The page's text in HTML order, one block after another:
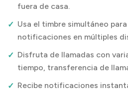
fuera de casa.
Usa el timbre simultáneo
notificaciones en múltiples
Disfruta de llamadas con
tiempo, transferencia de
Recibe notificaciones